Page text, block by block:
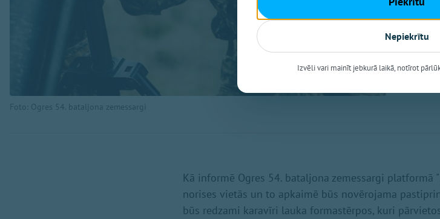
Foto: Ogres 54. bataljona zemessargi
militārās
Kā informē Ogres 54. bataljona zemessargi platformā
norises vietās un to apkaimē būs novērojama
būs redzami karavīri lauka formastērpos, kuri
Nepiekrītu
Izvēli vari mainīt jebkurā laikā, notīrot